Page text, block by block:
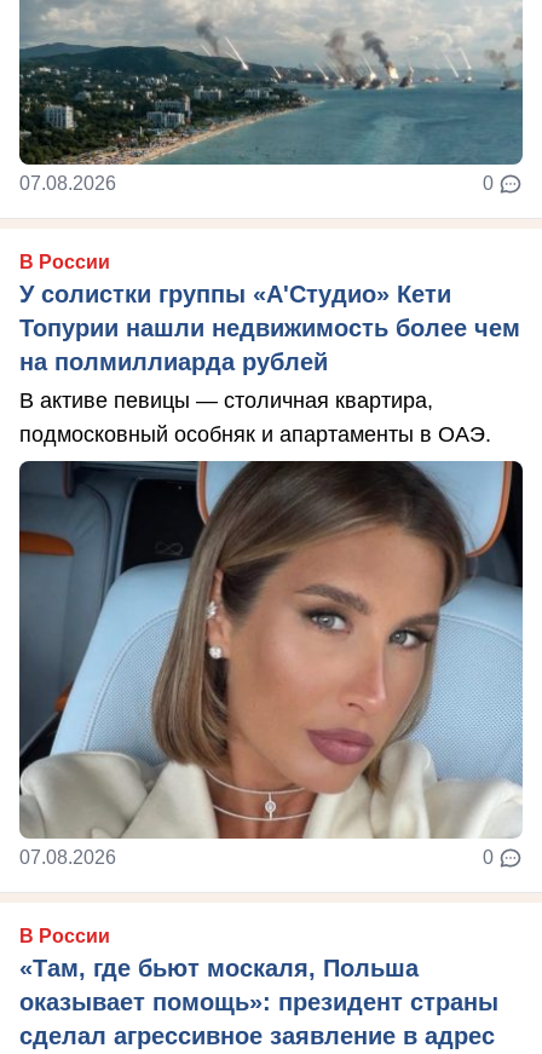
07.08.2026 0
В России
У солистки группы «А'Студио» Кети
Топурии нашли недвижимость более чем
на полмиллиарда рублей
В активе певицы — столичная квартира,
подмосковный особняк и апартаменты в ОАЭ.
07.08.2026 0
В России
«Там, где бьют москаля, Польша
оказывает помощь»: президент страны
сделал агрессивное заявление в адрес